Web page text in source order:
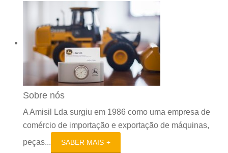
Sobre nós
A Amisil Lda surgiu em 1986 como uma empresa de
comércio de importação e exportação de máquinas,
peças...
SABER MAIS